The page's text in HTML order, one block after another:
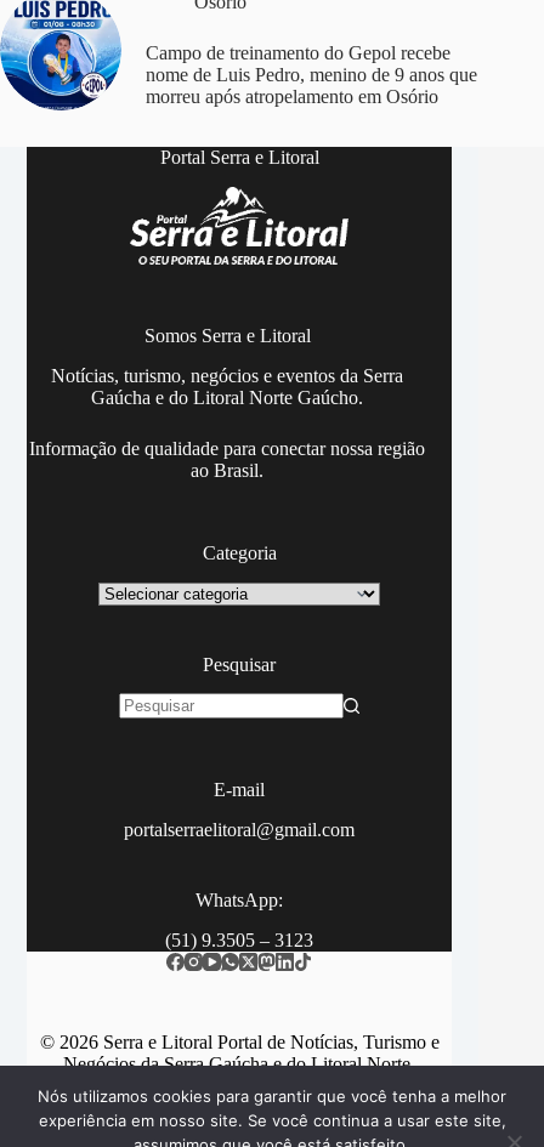
Campo de treinamento do Gepol recebe
nome de Luis Pedro, menino de 9 anos que
morreu após atropelamento em Osório
Portal Serra e Litoral
Somos Serra e Litoral
Notícias, turismo, negócios e eventos da Serra
Gaúcha e do Litoral Norte Gaúcho.
Informação de qualidade para conectar nossa região
ao Brasil.
Categoria
Categoria
Pesquisar
E-mail
portalserraelitoral@gmail.com
WhatsApp:
(51) 9.3505 – 3123
© 2026 Serra e Litoral Portal de Notícias, Turismo e
Negócios da Serra Gaúcha e do Litoral Norte.
Nós utilizamos cookies para garantir que você tenha a melhor
experiência em nosso site. Se você continua a usar este site,